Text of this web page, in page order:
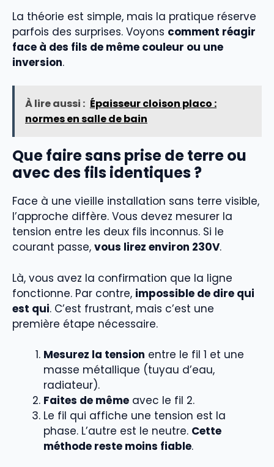
La théorie est simple, mais la pratique réserve
parfois des surprises. Voyons comment réagir
face à des fils de même couleur ou une
inversion.
À lire aussi : Épaisseur cloison placo :
normes en salle de bain
Que faire sans prise de terre ou
avec des fils identiques ?
Face à une vieille installation sans terre visible,
l’approche diffère. Vous devez mesurer la
tension entre les deux fils inconnus. Si le
courant passe, vous lirez environ 230V.
Là, vous avez la confirmation que la ligne
fonctionne. Par contre, impossible de dire qui
est qui. C’est frustrant, mais c’est une
première étape nécessaire.
Mesurez la tension entre le fil 1 et une
masse métallique (tuyau d’eau,
radiateur).
Faites de même avec le fil 2.
Le fil qui affiche une tension est la
phase. L’autre est le neutre. Cette
méthode reste moins fiable.